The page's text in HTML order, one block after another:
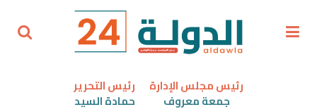
رئيس مجلس الإدارة
جمعة معروف
رئيس التحرير
حمادة السيد